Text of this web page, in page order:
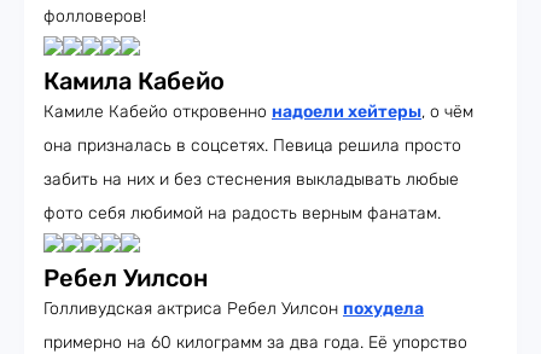
фолловеров!
Камила Кабейо
Камиле Кабейо откровенно надоели хейтеры, о чём
она призналась в соцсетях. Певица решила просто
забить на них и без стеснения выкладывать любые
фото себя любимой на радость верным фанатам.
Ребел Уилсон
Голливудская актриса Ребел Уилсон похудела
примерно на 60 килограмм за два года. Её упорство